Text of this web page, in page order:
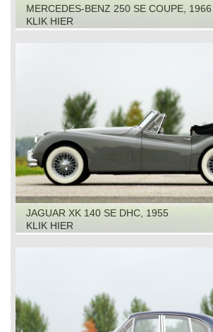
MERCEDES-BENZ 250 SE COUPE, 1966
KLIK HIER
JAGUAR XK 140 SE DHC, 1955
KLIK HIER